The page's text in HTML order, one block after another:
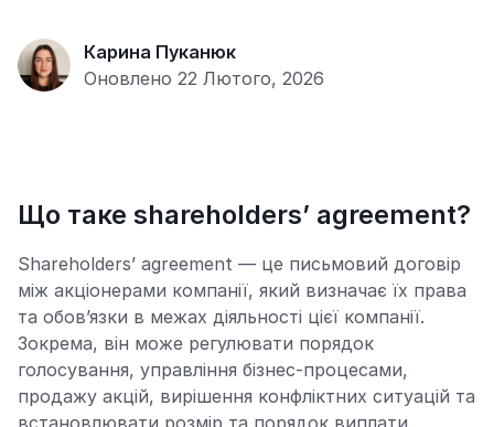
Карина Пуканюк
Оновлено 22 Лютого, 2026
Що таке shareholders’ agreement?
Shareholders’ agreement — це письмовий договір
між акціонерами компанії, який визначає їх права
та обов’язки в межах діяльності цієї компанії.
Зокрема, він може регулювати порядок
голосування, управління бізнес-процесами,
продажу акцій, вирішення конфліктних ситуацій та
встановлювати розмір та порядок виплати